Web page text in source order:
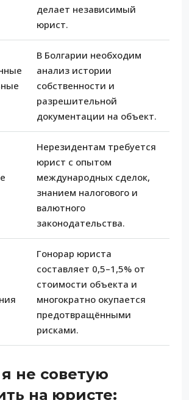
делает независимый
юрист.
В Болгарии необходим
анализ истории
собственности и
разрешительной
документации на объект.
Нерезидентам требуется
юрист с опытом
международных сделок,
знанием налогового и
валютного
законодательства.
Гонорар юриста
составляет 0,5–1,5% от
стоимости объекта и
многократно окупается
предотвращёнными
рисками.
не советую
на юристе: